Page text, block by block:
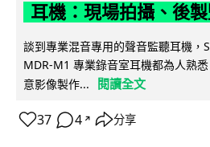
耳機：現場拍攝、後
談到專業混音專用的聲音監聽耳機，
MDR-M1 專業錄音室耳機都為人熟
意影像製作...
閱讀全文
37 4 ↗ 分享